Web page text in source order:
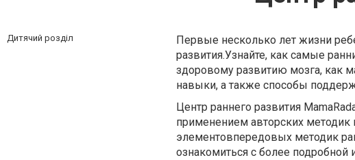
Дитячий розділ
Первые несколько лет жизни
развития.Узнайте, как самые
здоровому развитию мозга, как
навыки, а также способы
Центр раннего развития
применением авторских
элементовпередовых методик
ознакомиться с более подробной